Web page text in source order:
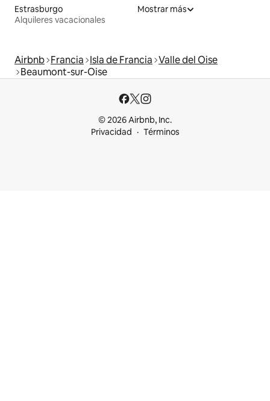
Estrasburgo
Alquileres vacacionales
Mostrar más
Airbnb Francia Isla de Francia Valle del Oise
Beaumont-sur-Oise
© 2026 Airbnb, Inc.
Privacidad
Términos